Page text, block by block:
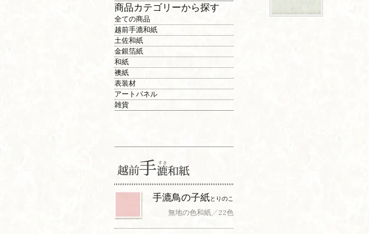
商品カテゴリーから探す
全ての商品
越前手漉和紙
土佐和紙
金銀箔紙
和紙
襖紙
表装材
アートパネル
雑貨
手漉鳥の子紙とりのこ
無地の色和紙╱22色